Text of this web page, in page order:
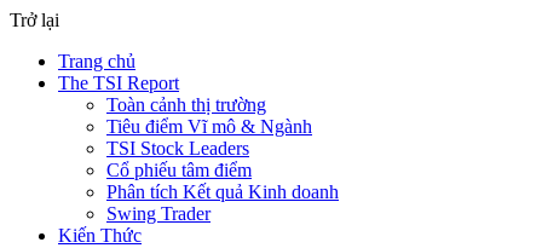
Trở lại
Trang chủ
The TSI Report
Toàn cảnh thị trường
Tiêu điểm Vĩ mô & Ngành
TSI Stock Leaders
Cổ phiếu tâm điểm
Phân tích Kết quả Kinh doanh
Swing Trader
Kiến Thức